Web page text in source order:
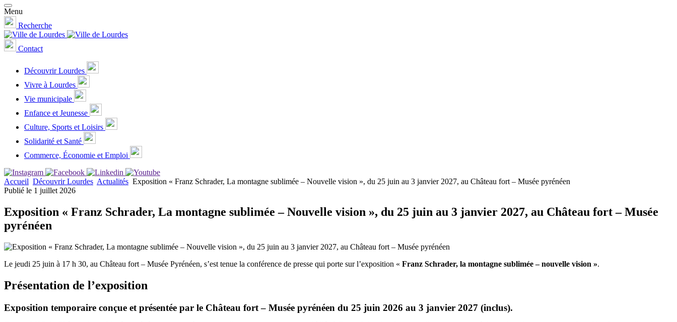
Menu
Recherche
Contact
Découvrir Lourdes
Vivre à Lourdes
Vie municipale
Enfance et Jeunesse
Culture, Sports et Loisirs
Solidarité et Santé
Commerce, Économie et Emploi
Accueil Découvrir Lourdes Actualités Exposition « Franz Schrader, La montagne sublimée – Nouvelle vision », du 25 juin au 3 janvier 2027, au Château fort – Musée pyrénéen
Publié le 1 juillet 2026
Exposition « Franz Schrader, La montagne sublimée – Nouvelle vision », du 25 juin au 3 janvier 2027, au Château fort – Musée
pyrénéen
Le jeudi 25 juin à 17 h 30, au Château fort – Musée Pyrénéen, s’est tenue la conférence de presse qui porte sur l’exposition « Franz Schrader, la montagne sublimée – nouvelle vision ».
Présentation de l’exposition
Exposition temporaire conçue et présentée par le Château fort – Musée pyrénéen du 25 juin 2026 au 3 janvier 2027 (inclus).